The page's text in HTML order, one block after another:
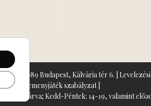
1089 Budapest, Kálvária tér 6. |
Nyeremenyjáték szabályzat|
( Hétfő: zárva; Kedd-Péntek: 14-19, valamint